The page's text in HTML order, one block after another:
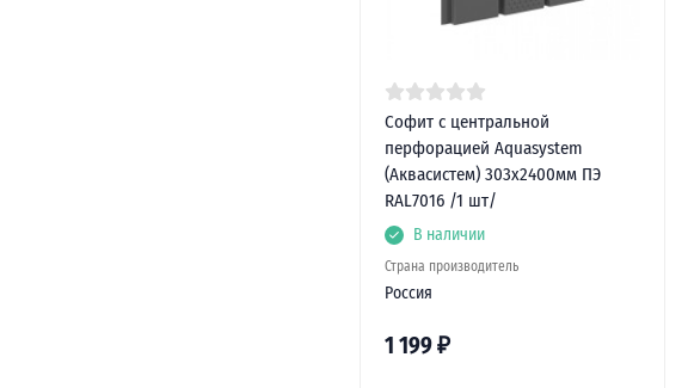
Софит с центральной
перфорацией Aquasystem
(Аквасистем) 303х2400мм ПЭ
RAL7016 /1 шт/
В наличии
Страна производитель
Россия
1 199₽